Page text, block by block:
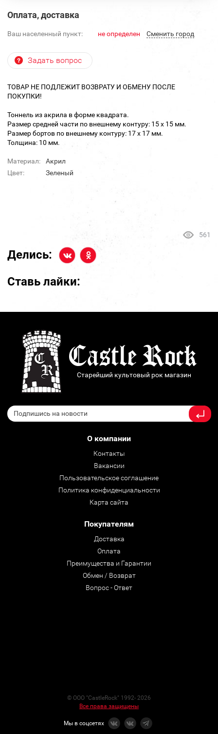
Оплата, доставка
Ваш населенный пункт: не определен Cменить город
Задать вопрос
ТОВАР НЕ ПОДЛЕЖИТ ВОЗВРАТУ И ОБМЕНУ ПОСЛЕ
ПОКУПКИ!
Тоннель из акрила в форме квадрата.
Размер средней части по внешнему контуру: 15 х 15 мм.
Размер бортов по внешнему контуру: 17 х 17 мм.
Толщина: 10 мм.
Материал:
Акрил
Цвет:
Зеленый
561
Делись:
Ставь лайки:
Старейший культовый рок магазин
О компании
Контакты
Вакансии
Пользовательское соглашение
Политика конфиденциальности
Карта сайта
Покупателям
Доставка
Оплата
Преимущества и Гарантии
Обмен / Возврат
Вопрос - Ответ
© ООО "CastleRock" 1992- 2026
Все права защищены
Мы в соцсетях